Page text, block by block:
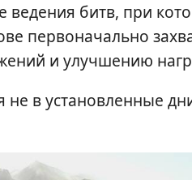
ведения битв, при
первоначально
и улучшению
не в установленные